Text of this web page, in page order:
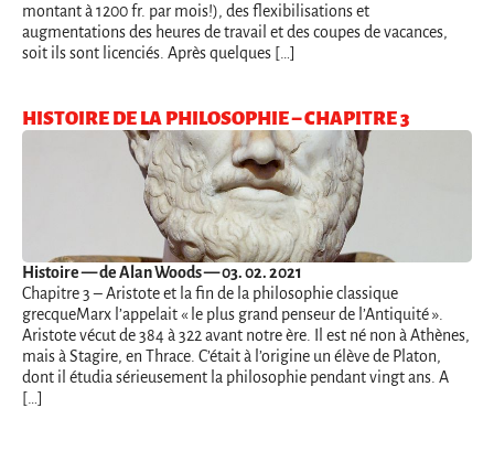
montant à 1200 fr. par mois!), des flexibilisations et
augmentations des heures de travail et des coupes de vacances,
soit ils sont licenciés. Après quelques […]
HISTOIRE DE LA PHILOSOPHIE – CHAPITRE 3
Histoire— de Alan Woods — 03. 02. 2021
Chapitre 3 – Aristote et la fin de la philosophie classique
grecqueMarx l’appelait « le plus grand penseur de l’Antiquité ».
Aristote vécut de 384 à 322 avant notre ère. Il est né non à Athènes,
mais à Stagire, en Thrace. C’était à l’origine un élève de Platon,
dont il étudia sérieusement la philosophie pendant vingt ans. A
[…]